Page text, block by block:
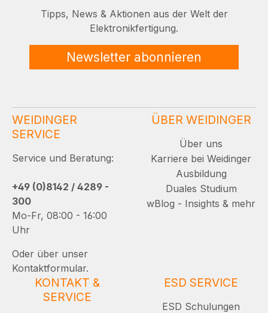
Tipps, News & Aktionen aus der Welt der
Elektronikfertigung.
Newsletter abonnieren
WEIDINGER
SERVICE
Service und Beratung:
+49 (0)8142 / 4289 -
300
Mo-Fr, 08:00 - 16:00
Uhr
Oder über unser
Kontaktformular.
ÜBER WEIDINGER
Über uns
Karriere bei Weidinger
Ausbildung
Duales Studium
wBlog - Insights & mehr
KONTAKT &
SERVICE
ESD SERVICE
ESD Schulungen